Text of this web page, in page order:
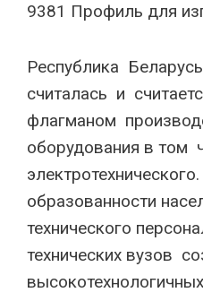
9381 Профиль для
Республика
считалась и
флагманом
оборудования в том
образованности
технического
технических вузов